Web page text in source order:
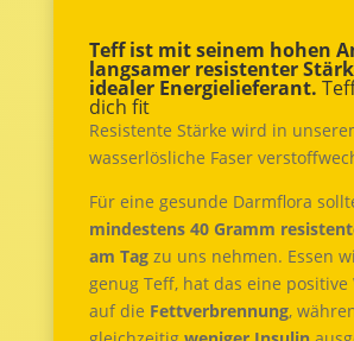
Teff ist mit seinem hohen
langsamer resistenter
idealer Energielieferant.
dich fit
Resistente Stärke wird in
wasserlösliche Faser
Für eine gesunde Darmflora
mindestens 40 Gramm
am Tagzu uns nehmen. Essen
genug Teff, hat das eine positive
auf die Fettverbrennung,